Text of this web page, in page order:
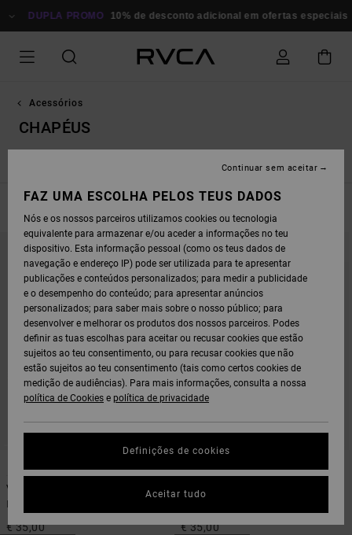
PARA
GRELHA
PROMO 10% de desconto adicional em ofertas especiais
Acessórios
CHAPÉUS
Pequenos Acessórios
AVANÇAR
PARA
CRITÉRIOS
AVANÇAR
PARA
Va All The Way
€ 35,00
NOVO PRODUTO
RVCA Flex Fit
€ 35,00
FAZ UMA ESCOLHA PELOS TEUS DADOS
Nós e os nossos parceiros utilizamos cookies ou tecnologia
equivalente para armazenar e/ou aceder a informações no teu
dispositivo. Esta informação pessoal (como os teus dados de
navegação e endereço IP) pode ser utilizada para te apresentar
publicações e conteúdos personalizados; para medir a publicidade
e o desempenho do conteúdo; para apresentar anúncios
personalizados; para saber mais sobre o nosso público; para
desenvolver e melhorar os produtos dos nossos parceiros. Podes
definir as tuas escolhas para aceitar ou recusar cookies que estão
sujeitos ao teu consentimento, ou para recusar cookies que não
estão sujeitos ao teu consentimento (tais como certos cookies de
medição de audiências). Para mais informações, consulta a nossa
política de Cookies e política de privacidade
Definições de cookies
Continuar sem aceitar
Aceitar tudo